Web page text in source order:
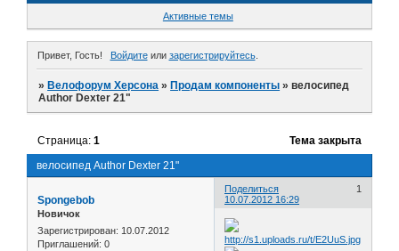
Активные темы
Привет, Гость! Войдитеили зарегистрируйтесь.
»Велофорум Херсона »Продам компоненты »велосипед
Author Dexter 21"
велосипед Author Dexter 21"
Страница:1 Тема закрыта
Поделиться
1
10.07.2012 16:29
Spongebob
Новичок
Зарегистрирован: 10.07.2012
Приглашений: 0